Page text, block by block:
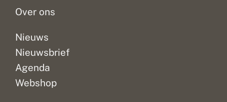
Over ons
Nieuws
Nieuwsbrief
Agenda
Webshop